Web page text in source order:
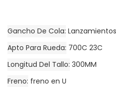
Gancho De Cola
Apto Para Rueda 700C 23C
Longitud Del Tallo 300MM
Freno freno en U